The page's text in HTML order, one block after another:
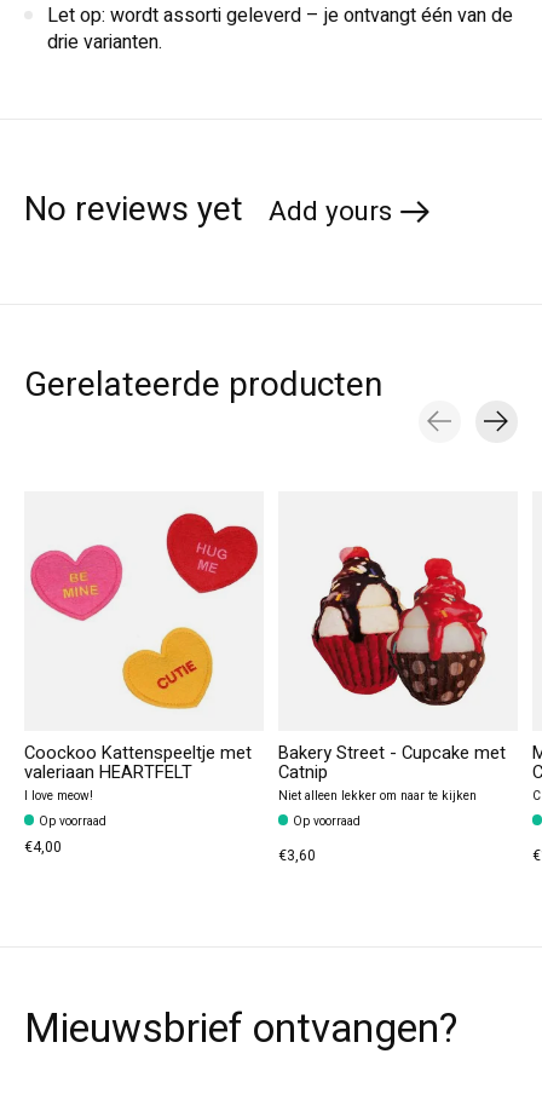
Let op: wordt assorti geleverd – je ontvangt één van de
drie varianten.
No reviews yet Add yours
Gerelateerde producten
Coockoo Kattenspeeltje met
valeriaan HEARTFELT
I love meow!
Op voorraad
€4,00
Bakery Street - Cupcake met
Catnip
Niet alleen lekker om naar te kijken
Op voorraad
€3,60
Mieuwsbrief ontvangen?